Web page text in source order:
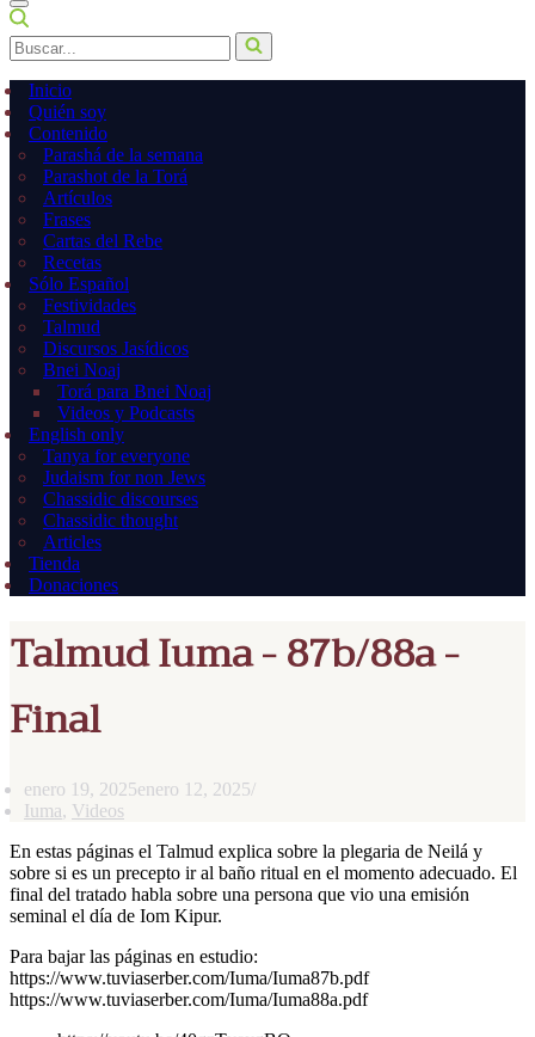
Menú
de
navegación
Buscar...
Inicio
Quién soy
Contenido
Parashá de la semana
Parashot de la Torá
Artículos
Frases
Cartas del Rebe
Recetas
Sólo Español
Festividades
Talmud
Discursos Jasídicos
Bnei Noaj
Torá para Bnei Noaj
Videos y Podcasts
English only
Tanya for everyone
Judaism for non Jews
Chassidic discourses
Chassidic thought
Articles
Tienda
Donaciones
Talmud Iuma - 87b/88a -
Final
enero 19, 2025enero 12, 2025
Iuma, Videos
En estas páginas el Talmud explica sobre la plegaria de Neilá y
sobre si es un precepto ir al baño ritual en el momento adecuado. El
final del tratado habla sobre una persona que vio una emisión
seminal el día de Iom Kipur.
Para bajar las páginas en estudio:
https://www.tuviaserber.com/Iuma/Iuma87b.pdf
https://www.tuviaserber.com/Iuma/Iuma88a.pdf